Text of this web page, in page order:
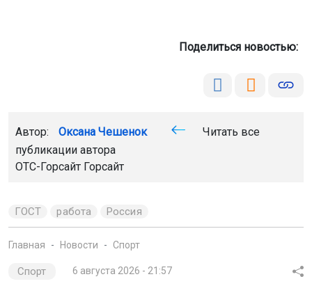
Поделиться новостью:
Автор: Оксана Чешенок
Читать все
публикации автора
ОТС-Горсайт Горсайт
ГОСТ работа Россия
Главная Новости Спорт
Спорт 6 августа 2026 - 21:57